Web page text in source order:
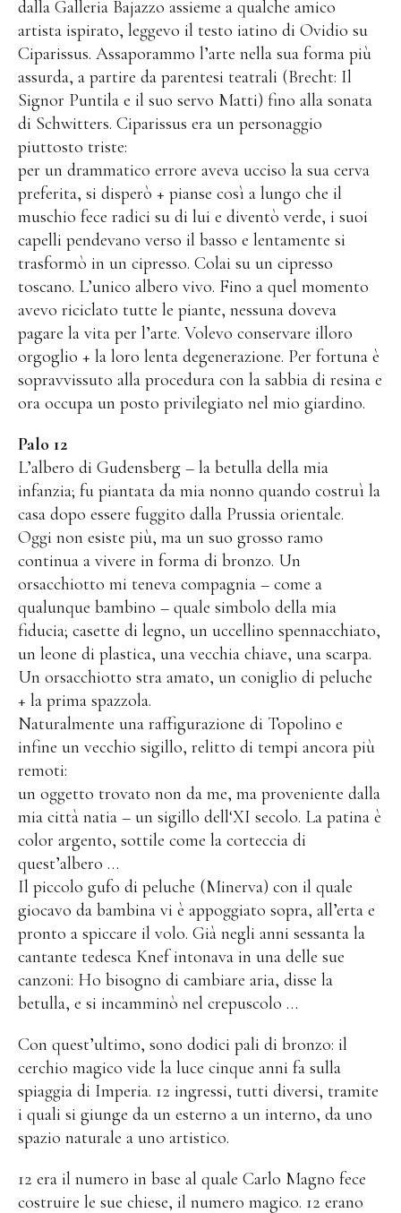
dalla Galleria Bajazzo assieme a qualche amico
artista ispirato, leggevo il testo iatino di Ovidio su
Ciparissus. Assaporammo l’arte nella sua forma più
assurda, a partire da parentesi teatrali (Brecht: Il
Signor Puntila e il suo servo Matti) fino alla sonata
di Schwitters. Ciparissus era un personaggio
piuttosto triste:
per un drammatico errore aveva ucciso la sua cerva
preferita, si disperò + pianse così a lungo che il
muschio fece radici su di lui e diventò verde, i suoi
capelli pendevano verso il basso e lentamente si
trasformò in un cipresso. Colai su un cipresso
toscano. L’unico albero vivo. Fino a quel momento
avevo riciclato tutte le piante, nessuna doveva
pagare la vita per l’arte. Volevo conservare illoro
orgoglio + la loro lenta degenerazione. Per fortuna è
sopravvissuto alla procedura con la sabbia di resina e
ora occupa un posto privilegiato nel mio giardino.
Palo 12
L’albero di Gudensberg – la betulla della mia
infanzia; fu piantata da mia nonno quando costruì la
casa dopo essere fuggito dalla Prussia orientale.
Oggi non esiste più, ma un suo grosso ramo
continua a vivere in forma di bronzo. Un
orsacchiotto mi teneva compagnia – come a
qualunque bambino – quale simbolo della mia
fiducia; casette di legno, un uccellino spennacchiato,
un leone di plastica, una vecchia chiave, una scarpa.
Un orsacchiotto stra amato, un coniglio di peluche
+ la prima spazzola.
Naturalmente una raffigurazione di Topolino e
infine un vecchio sigillo, relitto di tempi ancora più
remoti:
un oggetto trovato non da me, ma proveniente dalla
mia città natia – un sigillo dell‘XI secolo. La patina è
color argento, sottile come la corteccia di
quest’albero …
Il piccolo gufo di peluche (Minerva) con il quale
giocavo da bambina vi è appoggiato sopra, all’erta e
pronto a spiccare il volo. Già negli anni sessanta la
cantante tedesca Knef intonava in una delle sue
canzoni: Ho bisogno di cambiare aria, disse la
betulla, e si incamminò nel crepuscolo …
Con quest’ultimo, sono dodici pali di bronzo: il
cerchio magico vide la luce cinque anni fa sulla
spiaggia di Imperia. 12 ingressi, tutti diversi, tramite
i quali si giunge da un esterno a un interno, da uno
spazio naturale a uno artistico.
12 era il numero in base al quale Carlo Magno fece
costruire le sue chiese, il numero magico. 12 erano